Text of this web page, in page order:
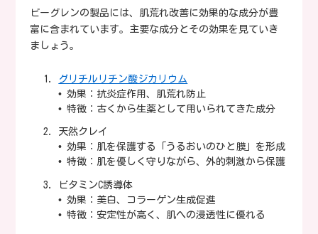
ビーグレンの製品には、肌荒れ改善に効果的な成分が豊
富に含まれています。主要な成分とその効果を見ていき
ましょう。
グリチルリチン酸ジカリウム
• 効果：抗炎症作用、肌荒れ防止
• 特徴：古くから生薬として用いられてきた成分
天然クレイ
• 効果：肌を保護する「うるおいのひと膜」を形成
• 特徴：肌を優しく守りながら、外的刺激から保護
ビタミンC誘導体
• 効果：美白、コラーゲン生成促進
• 特徴：安定性が高く、肌への浸透性に優れる